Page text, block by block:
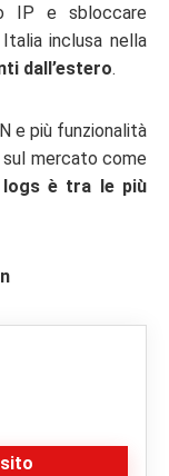
IP e sbloccare
inclusa nella
dall’estero.
e più funzionalità
sul mercato come
è tra le più